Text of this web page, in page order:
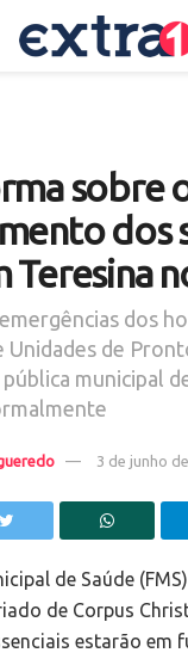
sobre
dos
Teresina
dos
Unidades de
municipal
3 de junho
de Saúde
de Corpus
estarão em